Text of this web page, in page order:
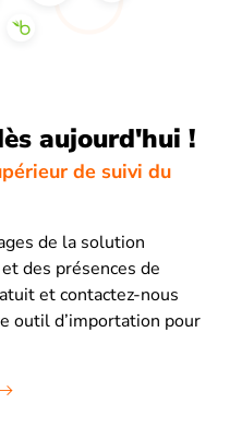
aujourd'hui !
de suivi du
de la solution
des présences de
et contactez-nous
outil d’importation pour